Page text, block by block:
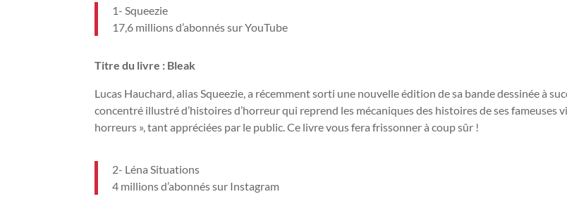
1- Squeezie
17,6 millions d’abonnés sur YouTube
Titre du livre : Bleak
Lucas Hauchard, alias Squeezie, a récemment sorti une nouvelle édition de sa bande dessinée à
concentré illustré d’histoires d’horreur qui reprend les mécaniques des histoires de ses fameuses
horreurs », tant appréciées par le public. Ce livre vous fera frissonner à coup sûr !
2- Léna Situations
4 millions d’abonnés sur Instagram